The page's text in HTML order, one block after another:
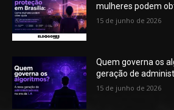
mulheres podem
15 de junho de 2026
Quem governa os
geração de
15 de junho de 2026